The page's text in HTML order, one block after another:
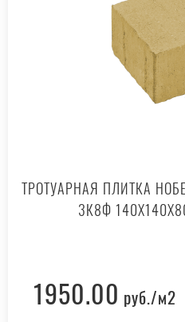
ТРОТУАРНАЯ ПЛИТКА
3К8Ф
1950.00 руб./м2